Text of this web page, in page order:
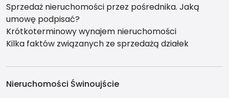
Sprzedaż nieruchomości przez pośrednika. Jaką
umowę podpisać?
Krótkoterminowy wynajem nieruchomości
Kilka faktów związanych ze sprzedażą działek
Nieruchomości Świnoujście